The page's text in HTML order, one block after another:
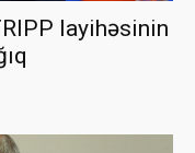
layihəsinin